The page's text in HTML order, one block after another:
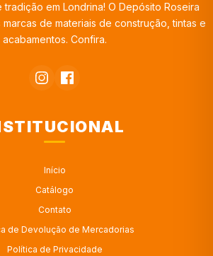
em Londrina! O Depósito Roseira
de materiais de construção, tintas e
acabamentos. Confira.
Início
Catálogo
Contato
de Devolução de Mercadorias
Política de Privacidade